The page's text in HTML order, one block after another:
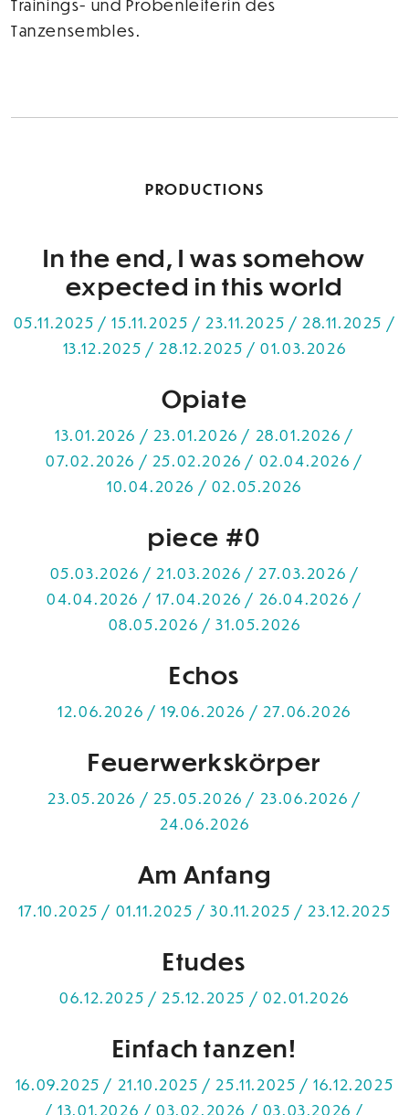
Trainings- und Probenleiterin des
Tanzensembles.
PRODUCTIONS
In the end, I was somehow
expected in this world
05.11.2025 / 15.11.2025 / 23.11.2025 / 28.11.2025 /
13.12.2025 / 28.12.2025 / 01.03.2026
Opiate
13.01.2026 / 23.01.2026 / 28.01.2026 /
07.02.2026 / 25.02.2026 / 02.04.2026 /
10.04.2026 / 02.05.2026
piece #0
05.03.2026 / 21.03.2026 / 27.03.2026 /
04.04.2026 / 17.04.2026 / 26.04.2026 /
08.05.2026 / 31.05.2026
Echos
12.06.2026 / 19.06.2026 / 27.06.2026
Feuerwerkskörper
23.05.2026 / 25.05.2026 / 23.06.2026 /
24.06.2026
Am Anfang
17.10.2025 / 01.11.2025 / 30.11.2025 / 23.12.2025
Etudes
06.12.2025 / 25.12.2025 / 02.01.2026
Einfach tanzen!
16.09.2025 / 21.10.2025 / 25.11.2025 / 16.12.2025
/ 13.01.2026 / 03.02.2026 / 03.03.2026 /